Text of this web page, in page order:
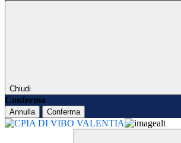
Chiudi
Conferma
Annulla Conferma